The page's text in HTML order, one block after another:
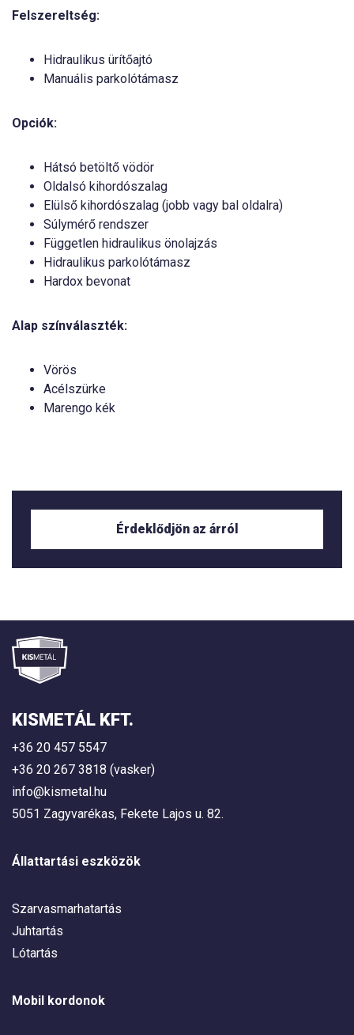
Felszereltség:
Hidraulikus ürítőajtó
Manuális parkolótámasz
Opciók:
Hátsó betöltő vödör
Oldalsó kihordószalag
Elülső kihordószalag (jobb vagy bal oldalra)
Súlymérő rendszer
Független hidraulikus önolajzás
Hidraulikus parkolótámasz
Hardox bevonat
Alap színválaszték:
Vörös
Acélszürke
Marengo kék
Érdeklődjön az árról
KISMETÁL KFT.
+36 20 457 5547
+36 20 267 3818 (vasker)
info@kismetal.hu
5051 Zagyvarékas, Fekete Lajos u. 82.
Állattartási eszközök
Szarvasmarhatartás
Juhtartás
Lótartás
Mobil kordonok